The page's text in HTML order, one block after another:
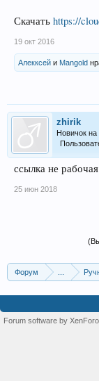
Скачать https://
19 окт 2016
Алекксей и Mangold
zhirik
Новичок на
ссылка не рабочая
25 июн 2018
Форум
Forum software by